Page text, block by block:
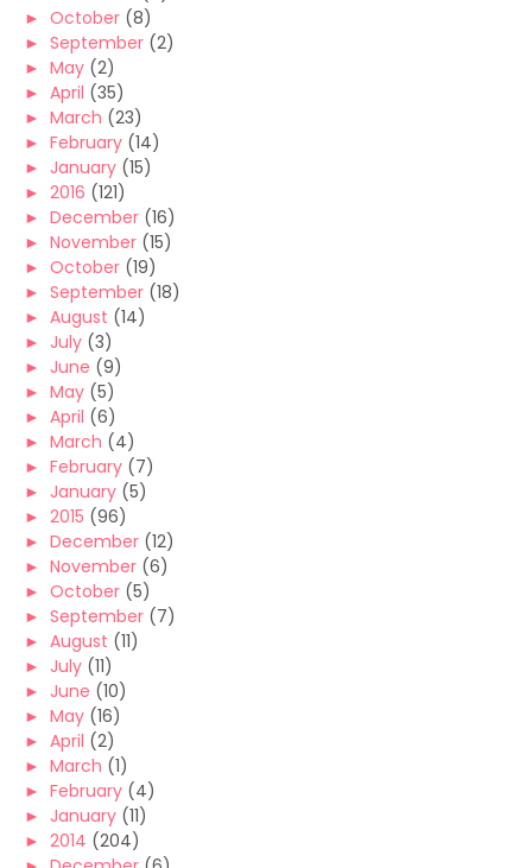
► October (8)
► September (2)
► May (2)
► April (35)
► March (23)
► February (14)
► January (15)
► 2016 (121)
► December (16)
► November (15)
► October (19)
► September (18)
► August (14)
► July (3)
► June (9)
► May (5)
► April (6)
► March (4)
► February (7)
► January (5)
► 2015 (96)
► December (12)
► November (6)
► October (5)
► September (7)
► August (11)
► July (11)
► June (10)
► May (16)
► April (2)
► March (1)
► February (4)
► January (11)
► 2014 (204)